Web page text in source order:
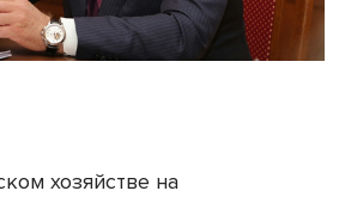
хозяйстве на